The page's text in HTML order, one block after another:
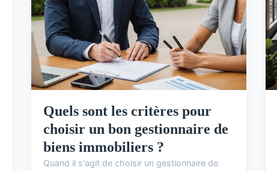
Quels sont les critères pour
choisir un bon gestionnaire de
biens immobiliers ?
Quand il s'agit de choisir un gestionnaire de